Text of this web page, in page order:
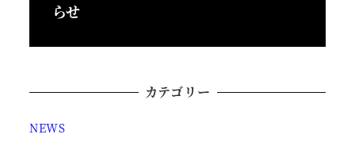
らせ
カテゴリー
NEWS